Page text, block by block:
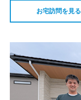
お宅訪問を見る